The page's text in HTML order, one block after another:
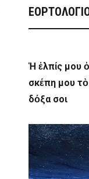
Ἡ ἐλπίς μου
σκέπη μου τὸ
δόξα σοι